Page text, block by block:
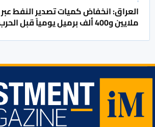
ملايين و400 ألف برميل يومياً قبل الحرب على إيران